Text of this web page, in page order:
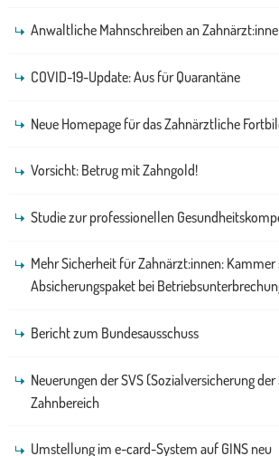
Anwaltliche Mahnschreiben an
COVID-19-Update: Aus für Quarantäne
Neue Homepage für das Zahnärztliche
Vorsicht: Betrug mit Zahngold!
Studie zur professionellen
Mehr Sicherheit für Zahnärzt:innen:
Absicherungspaket bei
Bericht zum Bundesausschuss
Neuerungen der SVS (Sozialversicherung
Zahnbereich
Umstellung im e-card-System auf GINS neu